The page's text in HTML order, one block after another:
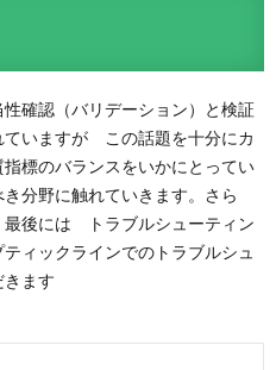
確認（バリデーション）と検証
ていますが この話題を十分にカ
標のバランスをいかにとってい
分野に触れていきます。さら
後には トラブルシューティン
ィックラインでのトラブルシュ
ます